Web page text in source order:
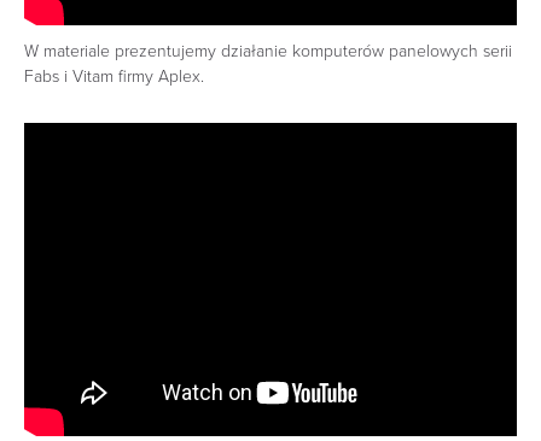
W materiale prezentujemy działanie komputerów panelowych serii
Fabs i Vitam firmy Aplex.